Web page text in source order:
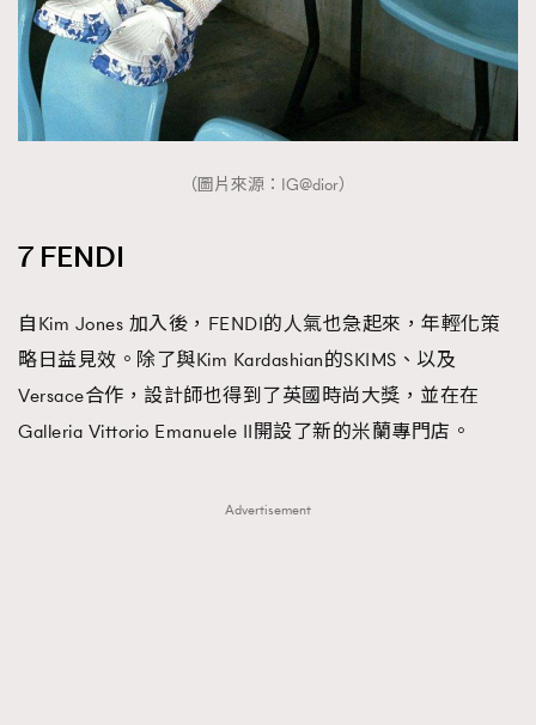
（圖片來源：IG@dior）
7 FENDI
自Kim Jones 加入後，FENDI的人氣也急起來，年輕化策
略日益見效。除了與Kim Kardashian的SKIMS、以及
Versace合作，設計師也得到了英國時尚大獎，並在在
Galleria Vittorio Emanuele II開設了新的米蘭專門店。
Advertisement